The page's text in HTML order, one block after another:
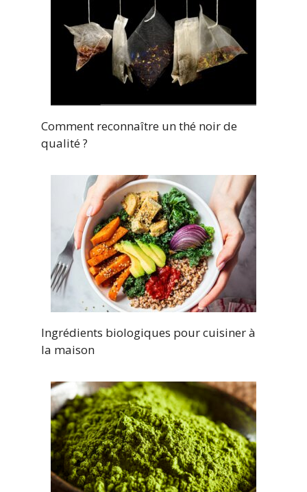
Comment reconnaître un thé noir de
qualité ?
Ingrédients biologiques pour cuisiner à
la maison